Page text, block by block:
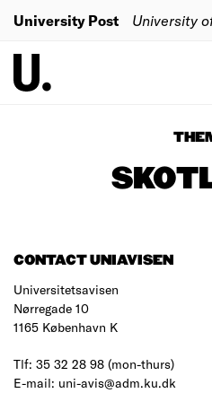
University Post University
CONTACT UNIAVISEN
Universitetsavisen
Nørregade 10
1165 København K
Tlf: 35 32 28 98 (mon-thurs)
E-mail: uni-avis@adm.ku.dk